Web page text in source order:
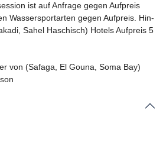
ist auf Anfrage gegen Aufpreis
Wassersportarten gegen Aufpreis. Hin-
Sahel Haschisch) Hotels Aufpreis 5
von (Safaga, El Gouna, Soma Bay)